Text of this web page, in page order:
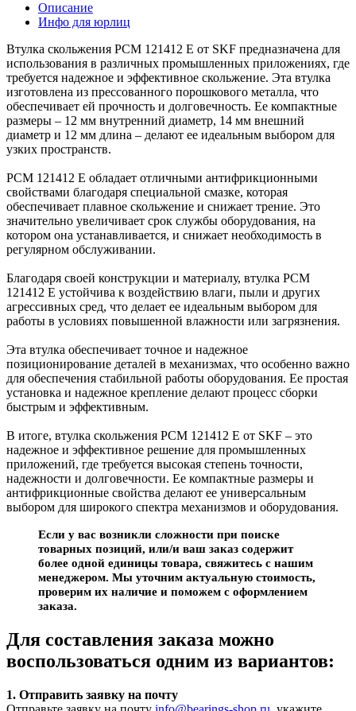
Описание
Инфо для юрлиц
Втулка скольжения PCM 121412 E от SKF предназначена для
использования в различных промышленных приложениях, где
требуется надежное и эффективное скольжение. Эта втулка
изготовлена из прессованного порошкового металла, что
обеспечивает ей прочность и долговечность. Ее компактные
размеры – 12 мм внутренний диаметр, 14 мм внешний
диаметр и 12 мм длина – делают ее идеальным выбором для
узких пространств.
PCM 121412 E обладает отличными антифрикционными
свойствами благодаря специальной смазке, которая
обеспечивает плавное скольжение и снижает трение. Это
значительно увеличивает срок службы оборудования, на
котором она устанавливается, и снижает необходимость в
регулярном обслуживании.
Благодаря своей конструкции и материалу, втулка PCM
121412 E устойчива к воздействию влаги, пыли и других
агрессивных сред, что делает ее идеальным выбором для
работы в условиях повышенной влажности или загрязнения.
Эта втулка обеспечивает точное и надежное
позиционирование деталей в механизмах, что особенно важно
для обеспечения стабильной работы оборудования. Ее простая
установка и надежное крепление делают процесс сборки
быстрым и эффективным.
В итоге, втулка скольжения PCM 121412 E от SKF – это
надежное и эффективное решение для промышленных
приложений, где требуется высокая степень точности,
надежности и долговечности. Ее компактные размеры и
антифрикционные свойства делают ее универсальным
выбором для широкого спектра механизмов и оборудования.
Если у вас возникли сложности при поиске
товарных позиций, или/и ваш заказ содержит
более одной единицы товара, свяжитесь с нашим
менеджером. Мы уточним актуальную стоимость,
проверим их наличие и поможем с оформлением
заказа.
Для составления заказа можно
воспользоваться одним из вариантов:
1. Отправить заявку на почту